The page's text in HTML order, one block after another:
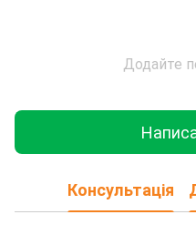
Додайте
Консультація